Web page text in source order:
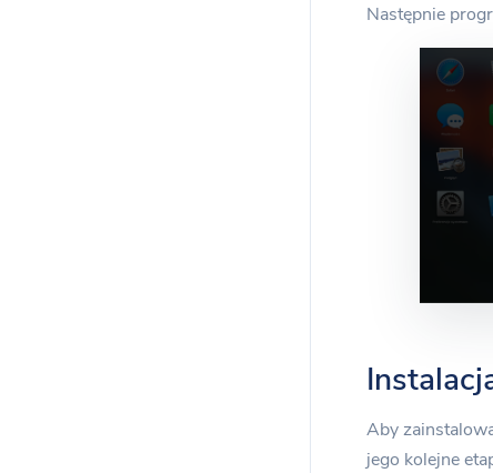
Następnie
Aby
jego kolejne